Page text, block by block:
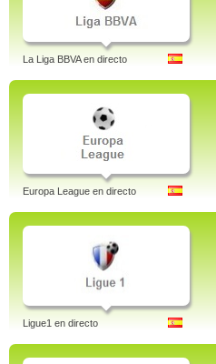
La Liga BBVA en directo
Europa League en directo
Ligue1 en directo